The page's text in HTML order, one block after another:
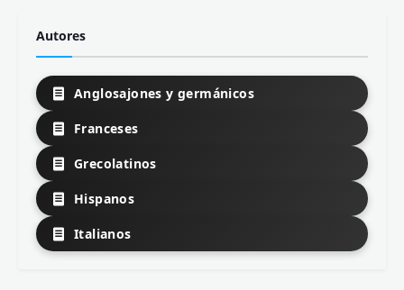
Autores
Anglosajones y germánicos
Franceses
Grecolatinos
Hispanos
Italianos